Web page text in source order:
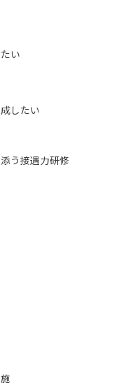
い
したい
う接遇力研修